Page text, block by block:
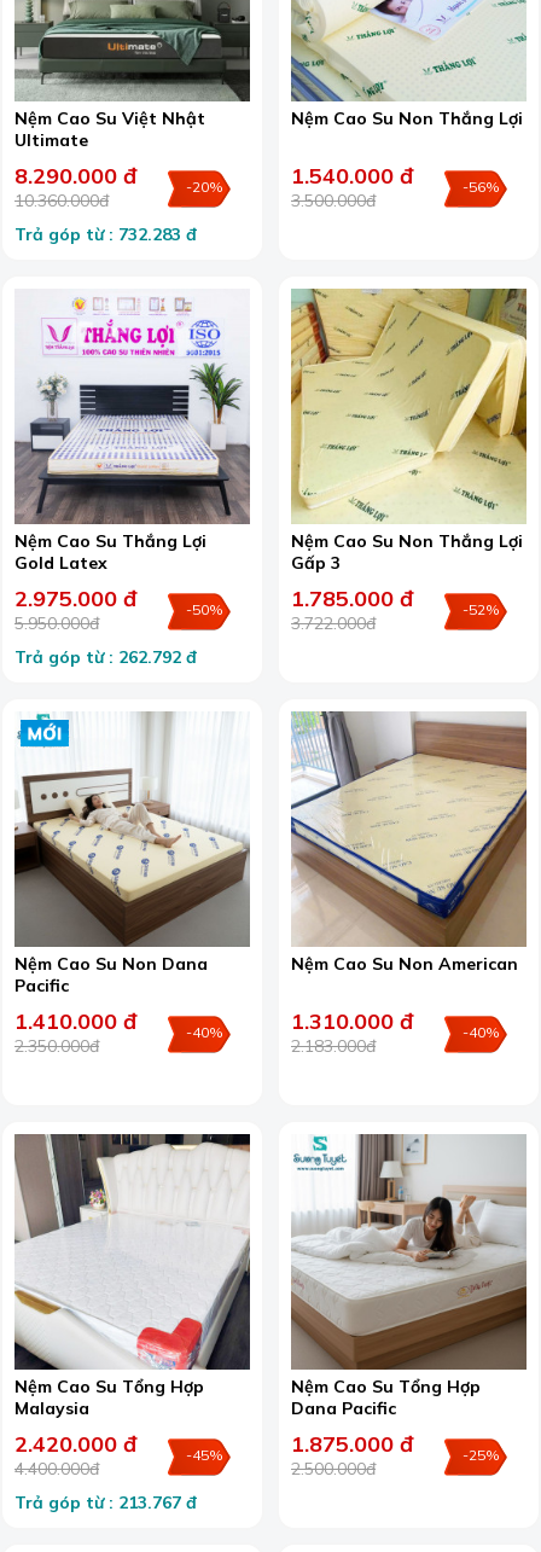
Nệm Cao Su Việt Nhật
Ultimate
8.290.000 đ
10.360.000đ
-20%
Trả góp từ : 732.283 đ
Nệm Cao Su Non Thắng Lợi
1.540.000 đ
3.500.000đ
-56%
Nệm Cao Su Thắng Lợi
Gold Latex
2.975.000 đ
5.950.000đ
-50%
Trả góp từ : 262.792 đ
Nệm Cao Su Non Thắng Lợi
Gấp 3
1.785.000 đ
3.722.000đ
-52%
Nệm Cao Su Non Dana
Pacific
1.410.000 đ
2.350.000đ
-40%
Nệm Cao Su Non American
1.310.000 đ
2.183.000đ
-40%
Nệm Cao Su Tổng Hợp
Malaysia
2.420.000 đ
4.400.000đ
-45%
Trả góp từ : 213.767 đ
Nệm Cao Su Tổng Hợp
Dana Pacific
1.875.000 đ
2.500.000đ
-25%